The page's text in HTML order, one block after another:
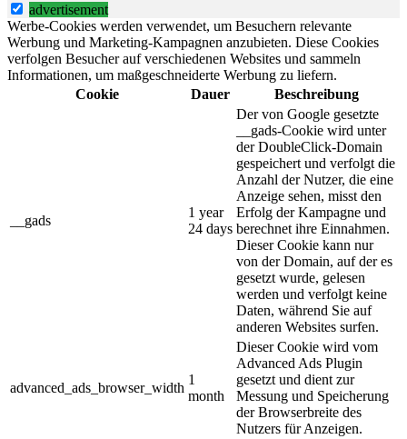
advertisement
Werbe-Cookies werden verwendet, um Besuchern relevante
Werbung und Marketing-Kampagnen anzubieten. Diese Cookies
verfolgen Besucher auf verschiedenen Websites und sammeln
Informationen, um maßgeschneiderte Werbung zu liefern.
Cookie
Dauer Beschreibung
__gads
1 year
24 days
Der von Google gesetzte
__gads-Cookie wird unter
der DoubleClick-Domain
gespeichert und verfolgt die
Anzahl der Nutzer, die eine
Anzeige sehen, misst den
Erfolg der Kampagne und
berechnet ihre Einnahmen.
Dieser Cookie kann nur
von der Domain, auf der es
gesetzt wurde, gelesen
werden und verfolgt keine
Daten, während Sie auf
anderen Websites surfen.
advanced_ads_browser_width
1
month
Dieser Cookie wird vom
Advanced Ads Plugin
gesetzt und dient zur
Messung und Speicherung
der Browserbreite des
Nutzers für Anzeigen.